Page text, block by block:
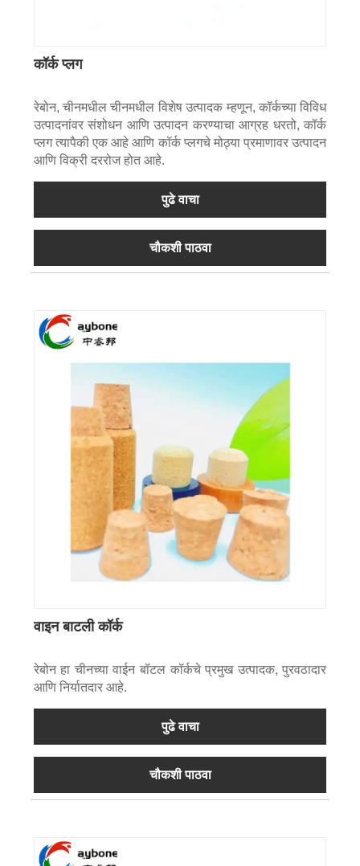
कॉर्क प्लग
रेबोन, चीनमधील चीनमधील विशेष उत्पादक म्हणून, कॉर्कच्या विविध
उत्पादनांवर संशोधन आणि उत्पादन करण्याचा आग्रह धरतो, कॉर्क
प्लग त्यापैकी एक आहे आणि कॉर्क प्लगचे मोठ्या प्रमाणावर उत्पादन
आणि विक्री दररोज होत आहे.
पुढे वाचा
चौकशी पाठवा
वाइन बाटली कॉर्क
रेबोन हा चीनच्या वाईन बॉटल कॉर्कचे प्रमुख उत्पादक, पुरवठादार
आणि निर्यातदार आहे.
पुढे वाचा
चौकशी पाठवा